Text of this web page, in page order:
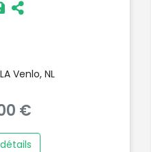
Venlo, NL
€